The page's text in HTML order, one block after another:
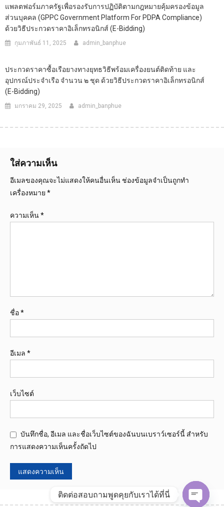
แพลตฟอร์มภาครัฐเพื่อรองรับการปฏิบัติตามกฎหมายคุ้มครองข้อมูล
ส่วนบุคคล (GPPC Government Platform For PDPA Compliance)
ด้วยวิธีประกวดราคาอิเล็กทรอนิกส์ (e-Bidding)
กุมภาพันธ์ 11, 2025 admin_banphue
ประกวดราคาซื้อเรือยางทางยุทธวิธีพร้อมเครื่องยนต์ติดท้าย และ
อุปกรณ์ประจำเรือ จำนวน ๒ ชุด ด้วยวิธีประกวดราคาอิเล็กทรอนิกส์
(e-Bidding)
มกราคม 29, 2025 admin_banphue
ใส่ความเห็น
อีเมลของคุณจะไม่แสดงให้คนอื่นเห็น ช่องข้อมูลจำเป็นถูกทำ
เครื่องหมาย *
ความเห็น*
ชื่อ*
อีเมล *
เว็บไซต์
บันทึกชื่อ, อีเมล และชื่อเว็บไซต์ของฉันบนเบราว์เซอร์นี้ สำหรับ
การแสดงความเห็นครั้งถัดไป
ติดต่อสอบถามพูดคุยกับเราได้ที่นี่